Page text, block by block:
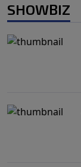
SHOWBIZ